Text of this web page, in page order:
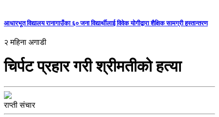
आधारभूत विद्यालय रानागाउँका ६० जना विद्यार्थीलाई विवेक योगीद्वारा शैक्षिक सामग्री हस्तान्तरण
२ महिना अगाडी
चिर्पट प्रहार गरी श्रीमतीको हत्या
राप्ती संचार